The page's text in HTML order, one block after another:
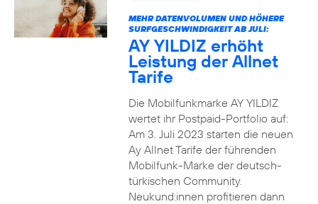
MEHR DATENVOLUMEN UND HÖHERE
SURFGESCHWINDIGKEIT AB JULI:
AY YILDIZ erhöht
Leistung der Allnet
Tarife
Die Mobilfunkmarke AY YILDIZ
wertet ihr Postpaid-Portfolio auf:
Am 3. Juli 2023 starten die neuen
Ay Allnet Tarife der führenden
Mobilfunk-Marke der deutsch-
türkischen Community.
Neukund:innen profitieren dann